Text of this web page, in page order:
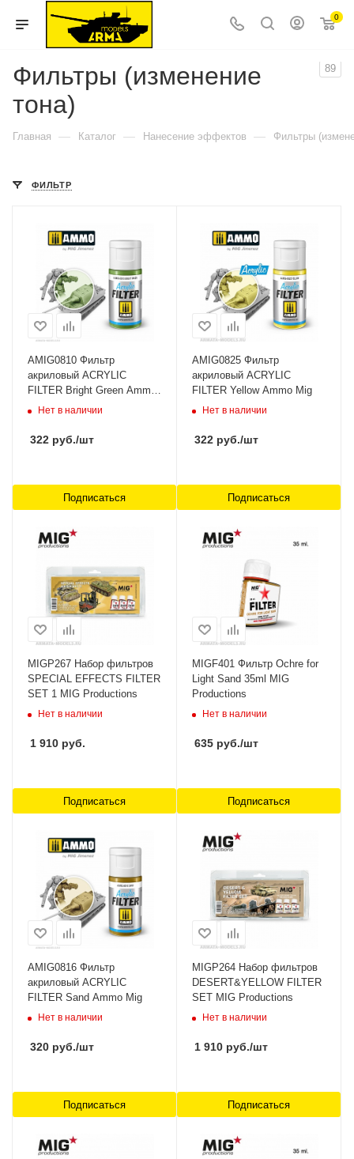
0
Фильтры (изменение
тона)
89
Главная — Каталог — Нанесение эффектов — Фильтры
ФИЛЬТР
AMIG0810 Фильтр
акриловый ACRYLIC
FILTER Bright Green Ammo
MigНет в наличии
322 руб./шт
Подписаться
AMIG0825 Фильтр
акриловый ACRYLIC
FILTER Yellow Ammo Mig
Нет в наличии
322 руб./шт
Подписаться
MIGP267 Набор фильтров
SPECIAL EFFECTS FILTER
SET 1 MIG Productions
Нет в наличии
1 910 руб.
Подписаться
MIGF401 Фильтр Ochre for
Light Sand 35ml MIG
Productions
Нет в наличии
635 руб./шт
Подписаться
AMIG0816 Фильтр
акриловый ACRYLIC
FILTER Sand Ammo Mig
Нет в наличии
320 руб./шт
Подписаться
MIGP264 Набор фильтров
DESERT&YELLOW FILTER
SET MIG Productions
Нет в наличии
1 910 руб./шт
Подписаться